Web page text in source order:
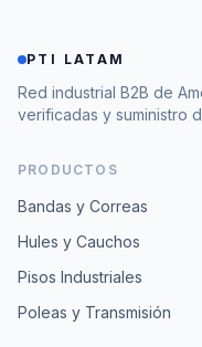
PTI LATAM
Red industrial B2B de
verificadas y suministro
PRODUCTOS
Bandas y Correas
Hules y Cauchos
Pisos Industriales
Poleas y Transmisión